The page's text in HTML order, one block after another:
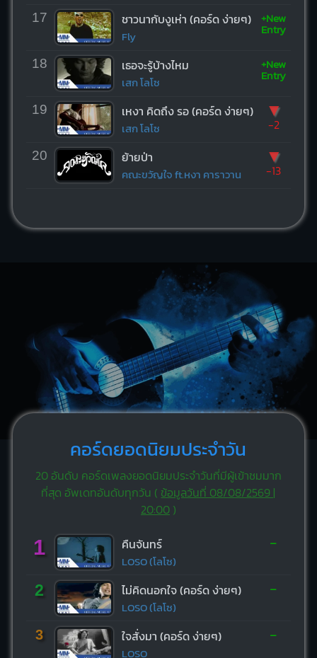
17 ชาวนากับงูเห่า (คอร์ด ง่ายๆ)
Fly
+New
Entry
18 เธอจะรู้บ้างไหม
เสก โลโซ
+New
Entry
19 เหงา คิดถึง รอ (คอร์ด ง่ายๆ)
เสก โลโซ
▼
-2
20 ย้ายป่า
คณะขวัญใจ ft.หงา คาราวาน
▼
-13
คอร์ดยอดนิยมประจำวัน
20 อันดับ คอร์ดเพลงยอดนิยมประจำวันที่มีผู้เข้าชมมาก
ที่สุด อัพเดทอันดับทุกวัน ( ข้อมูลวันที่ 08/08/2569 |
20:00)
1 คืนจันทร์
LOSO (โลโซ)
-
2 ไม่คิดนอกใจ (คอร์ด ง่ายๆ)
LOSO (โลโซ)
-
3 ใจสั่งมา (คอร์ด ง่ายๆ)
LOSO
-